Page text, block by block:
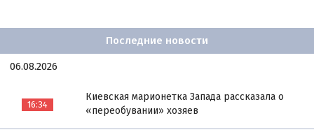
Последние новости
06.08.2026
16:34
Киевская марионетка Запада рассказала о
«переобувании» хозяев